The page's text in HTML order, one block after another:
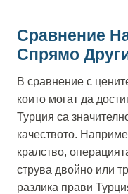
Сравнение
Спрямо
В сравнение с
които могат да
Турция са
качеството.
кралство,
струва двойно или
разлика прави